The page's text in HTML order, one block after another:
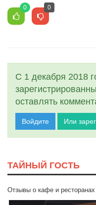
0 0
С 1 декабря 2018
оставлять
Войдите Или
ТАЙНЫЙ ГОСТЬ
Отзывы о кафе и ресторанах